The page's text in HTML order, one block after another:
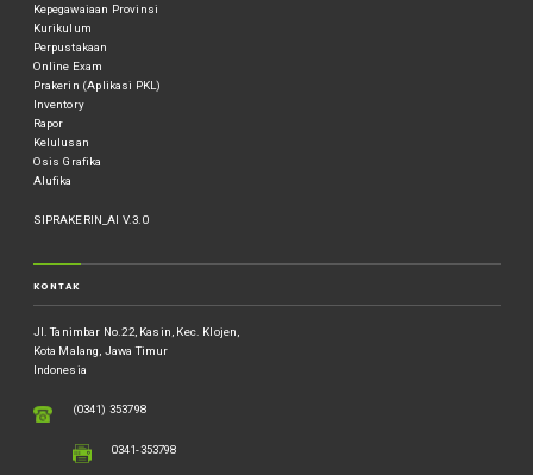
Kepegawaiaan Provinsi
Kurikulum
Perpustakaan
Online Exam
Prakerin (Aplikasi PKL)
Inventory
Rapor
Kelulusan
Osis Grafika
Alufika
SIPRAKERIN_AI V.3.0
KONTAK
Jl. Tanimbar No.22, Kasin, Kec. Klojen,
Kota Malang, Jawa Timur
Indonesia
(0341) 353798
0341-353798